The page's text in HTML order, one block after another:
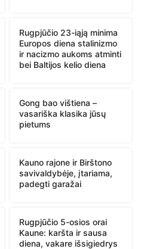
Rugpjūčio 23-iąją minima
Europos diena stalinizmo
ir nacizmo aukoms atminti
bei Baltijos kelio diena
Gong bao vištiena –
vasariška klasika jūsų
pietums
Kauno rajone ir Birštono
savivaldybėje, įtariama,
padegti garažai
Rugpjūčio 5-osios orai
Kaune: karšta ir sausa
diena, vakare išsigiedrys